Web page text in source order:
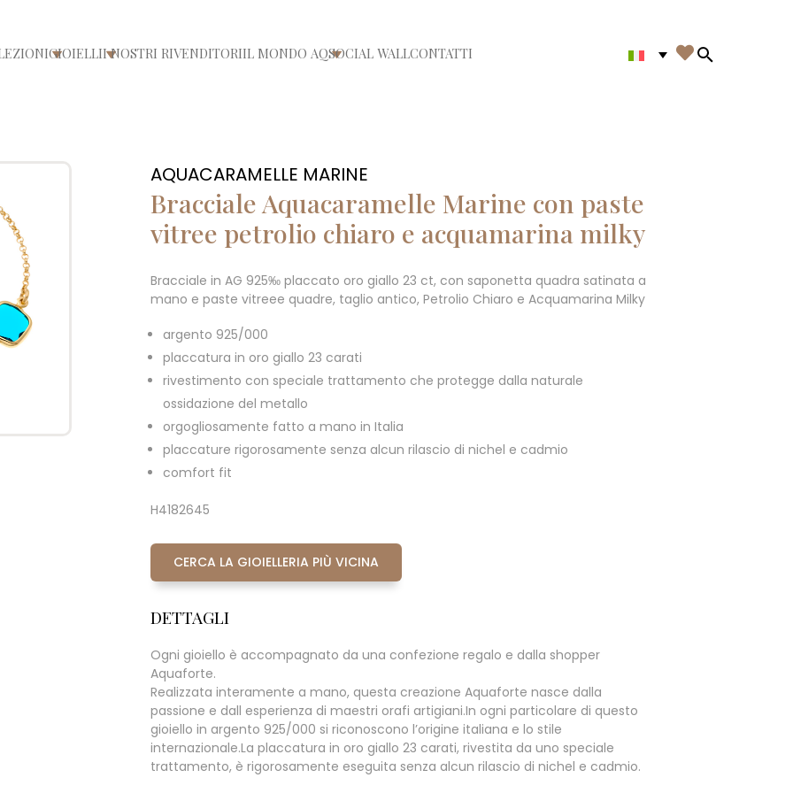
menù
Apri/chiudi menù
GIOIELLIApri/chiudi menù
I NOSTRI RIVENDITORIIL MONDO AQApri/chiudi menù
SOCIAL WALLCONTATTI 
Search in
AQUACARAMELLE MARINE
Bracciale Aquacaramelle Marine con paste
vitree petrolio chiaro e acquamarina milky
Bracciale in AG 925‰ placcato oro giallo 23 ct, con saponetta quadra satinata a
mano e paste vitreee quadre, taglio antico, Petrolio Chiaro e Acquamarina Milky
argento 925/000
placcatura in oro giallo 23 carati
rivestimento con speciale trattamento che protegge dalla naturale
ossidazione del metallo
orgogliosamente fatto a mano in Italia
placcature rigorosamente senza alcun rilascio di nichel e cadmio
comfort fit
H4182645
CERCA LA GIOIELLERIA PIÙ VICINA
DETTAGLI
Ogni gioiello è accompagnato da una confezione regalo e dalla shopper
Aquaforte.
Realizzata interamente a mano, questa creazione Aquaforte nasce dalla
passione e dall esperienza di maestri orafi artigiani.In ogni particolare di questo
gioiello in argento 925/000 si riconoscono l’origine italiana e lo stile
internazionale.La placcatura in oro giallo 23 carati, rivestita da uno speciale
trattamento, è rigorosamente eseguita senza alcun rilascio di nichel e cadmio.